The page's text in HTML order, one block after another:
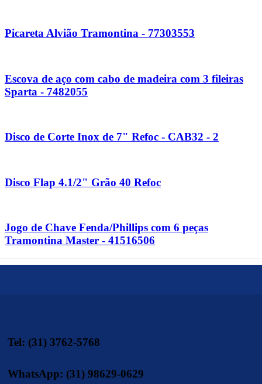
Picareta Alvião Tramontina - 77303553
Escova de aço com cabo de madeira com 3 fileiras
Sparta - 7482055
Disco de Corte Inox de 7" Refoc - CAB32 - 2
Disco Flap 4.1/2" Grão 40 Refoc
Jogo de Chave Fenda/Phillips com 6 peças
Tramontina Master - 41516506
Tel: (31) 3762-5768
WhatsApp: (31) 98629-0629